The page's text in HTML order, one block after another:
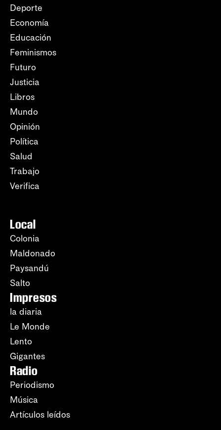
Deporte
Economía
Educación
Feminismos
Futuro
Justicia
Libros
Mundo
Opinión
Política
Salud
Trabajo
Verifica
Local
Colonia
Maldonado
Paysandú
Salto
Impresos
la diaria
Le Monde
Lento
Gigantes
Radio
Periodismo
Música
Artículos leídos